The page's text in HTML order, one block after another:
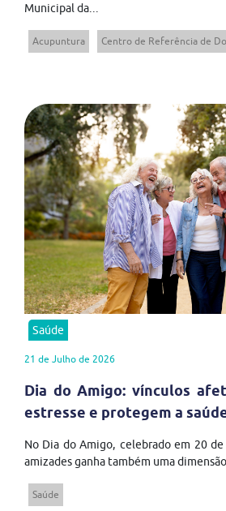
Municipal da...
Acupuntura Centro de Referência de
Saúde
21 de Julho de 2026
Dia do Amigo: vínculos
estresse e protegem a
No Dia do Amigo, celebrado em 20
amizades ganha também uma
Saúde